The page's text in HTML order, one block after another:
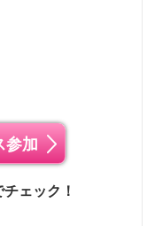
参加
ェック！